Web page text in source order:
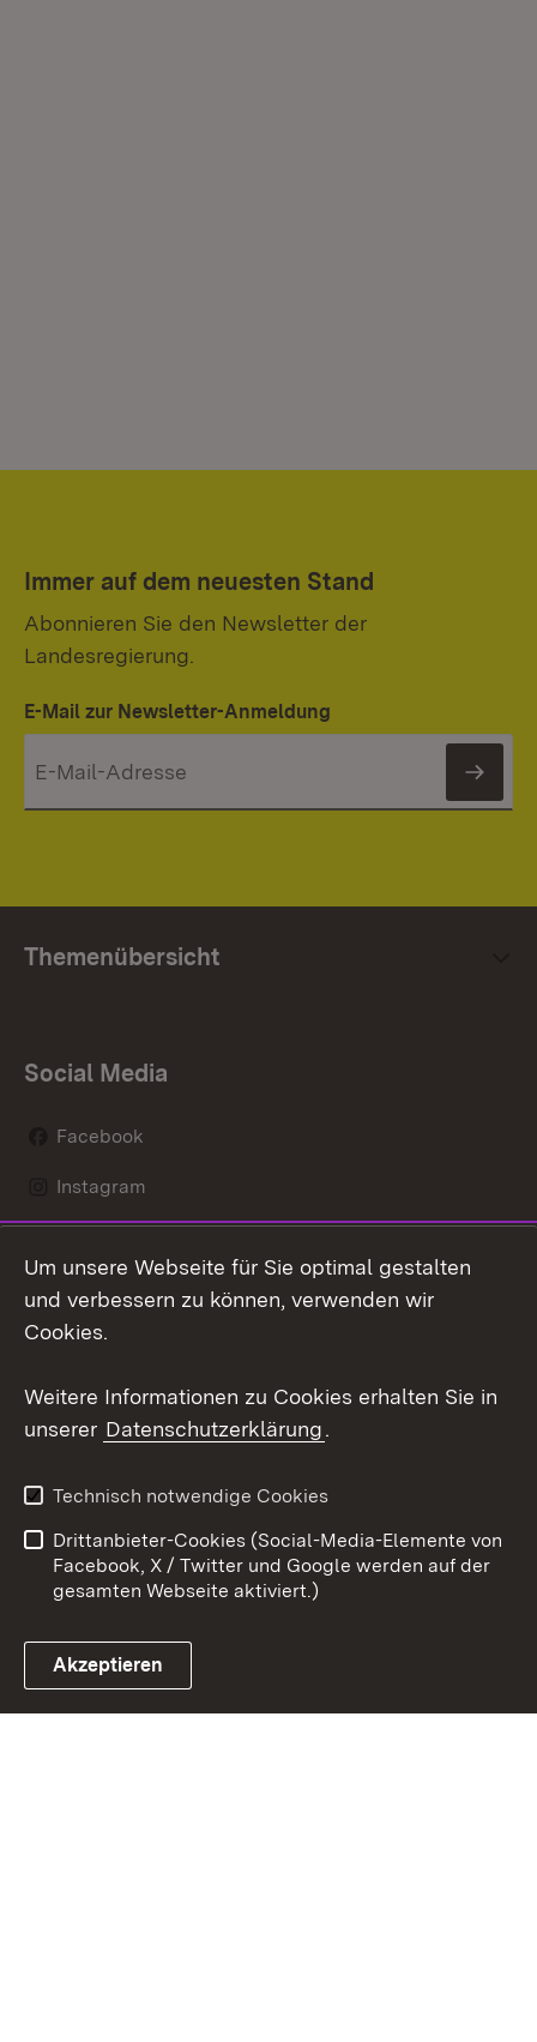
Immer auf dem neuesten Stand
Abonnieren Sie den Newsletter der
Landesregierung.
E-Mail zur Newsletter-Anmeldung
Themenübersicht
Social Media
Facebook
Instagram
Mastodon
Youtube
Link zum Landesportal
Kontakt
Datenschutz
Barrierefreiheit
Impressum Cookies
Um unsere Webseite für Sie optimal gestalten
und verbessern zu können, verwenden wir
Cookies.
Weitere Informationen zu Cookies erhalten Sie in
unserer Datenschutzerklärung.
Technisch notwendige Cookies
Drittanbieter-Cookies (Social-Media-Elemente von
Facebook, X / Twitter und Google werden auf der
gesamten Webseite aktiviert.)
Akzeptieren